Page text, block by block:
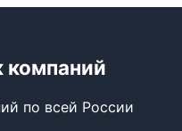
компаний
по всей России